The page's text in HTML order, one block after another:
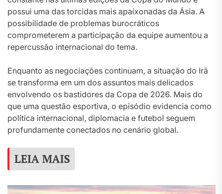
possui uma das torcidas mais apaixonadas da Ásia. A
possibilidade de problemas burocráticos
comprometerem a participação da equipe aumentou a
repercussão internacional do tema.
Enquanto as negociações continuam, a situação do Irã
se transforma em um dos assuntos mais delicados
envolvendo os bastidores da Copa de 2026. Mais do
que uma questão esportiva, o episódio evidencia como
política internacional, diplomacia e futebol seguem
profundamente conectados no cenário global.
LEIA MAIS